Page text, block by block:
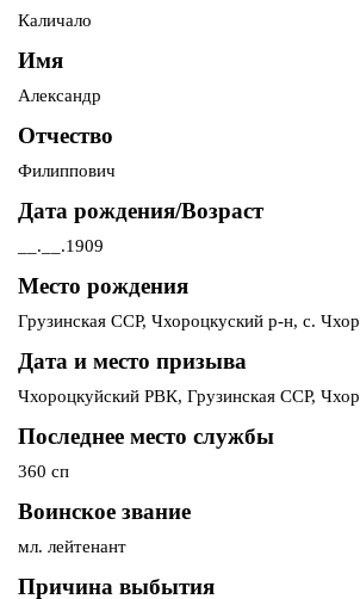
Каличало
Имя
Александр
Отчество
Филиппович
Дата рождения/Возраст
__.__.1909
Место рождения
Грузинская ССР, Чхороцкуский р-н, с.
Дата и место призыва
Чхороцкуйский РВК, Грузинская ССР,
Последнее место службы
360 сп
Воинское звание
мл. лейтенант
Причина выбытия